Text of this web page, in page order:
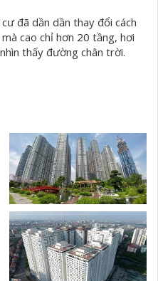
đã dần dần thay đổi cách
cao chỉ hơn 20 tầng, hơi
thấy đường chân trời.